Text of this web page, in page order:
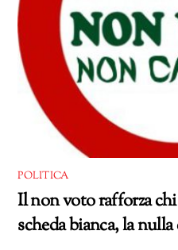
POLITICA
Il non voto rafforza chi
scheda bianca, la